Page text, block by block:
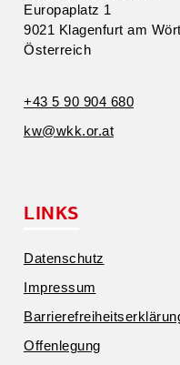
Europa­platz 1
9021 Klagenfurt am
Öster­reich
+43 5 90 904 680
kw@​wkk.​or.​at
LINKS
Daten­schutz
Impressum
Offen­legung